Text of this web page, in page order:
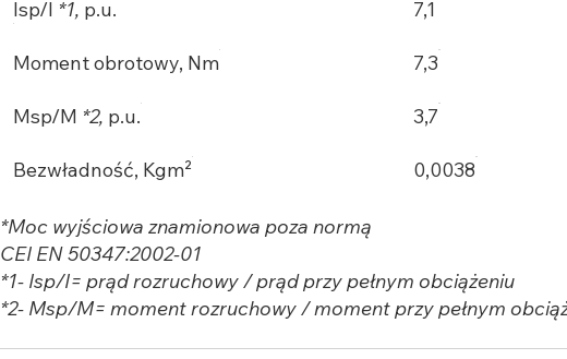
Isp/I *1, p.u. 7,1
Moment obrotowy, Nm 7,3
Msp/M *2, p.u. 3,7
Bezwładność, Kgm² 0,0038
*Moc wyjściowa znamionowa poza normą
CEI EN 50347:2002-01
*1- Isp/I= prąd rozruchowy / prąd przy pełnym obciążeniu
*2- Msp/M= moment rozruchowy / moment przy pełnym